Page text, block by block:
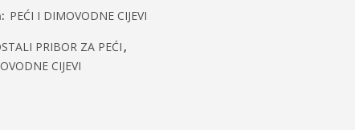
PEĆI I DIMOVODNE CIJEVI
PRIBOR ZA PEĆI ,
CIJEVI